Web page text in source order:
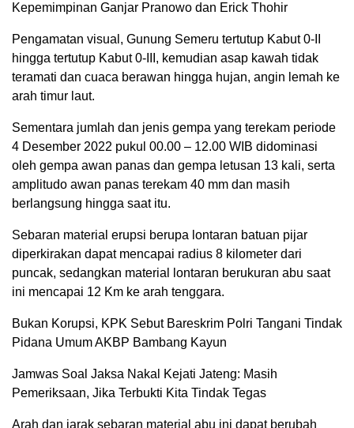
Kepemimpinan Ganjar Pranowo dan Erick Thohir
Pengamatan visual, Gunung Semeru tertutup Kabut 0-II
hingga tertutup Kabut 0-III, kemudian asap kawah tidak
teramati dan cuaca berawan hingga hujan, angin lemah ke
arah timur laut.
Sementara jumlah dan jenis gempa yang terekam periode
4 Desember 2022 pukul 00.00 – 12.00 WIB didominasi
oleh gempa awan panas dan gempa letusan 13 kali, serta
amplitudo awan panas terekam 40 mm dan masih
berlangsung hingga saat itu.
Sebaran material erupsi berupa lontaran batuan pijar
diperkirakan dapat mencapai radius 8 kilometer dari
puncak, sedangkan material lontaran berukuran abu saat
ini mencapai 12 Km ke arah tenggara.
Bukan Korupsi, KPK Sebut Bareskrim Polri Tangani Tindak
Pidana Umum AKBP Bambang Kayun
Jamwas Soal Jaksa Nakal Kejati Jateng: Masih
Pemeriksaan, Jika Terbukti Kita Tindak Tegas
Arah dan jarak sebaran material abu ini dapat berubah